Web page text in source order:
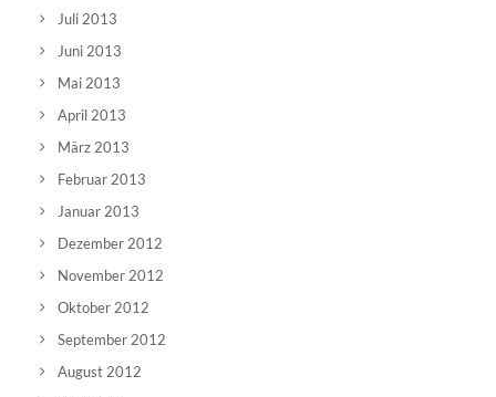
Juli 2013
Juni 2013
Mai 2013
April 2013
März 2013
Februar 2013
Januar 2013
Dezember 2012
November 2012
Oktober 2012
September 2012
August 2012